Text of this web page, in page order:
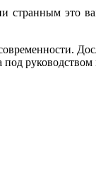
странным это